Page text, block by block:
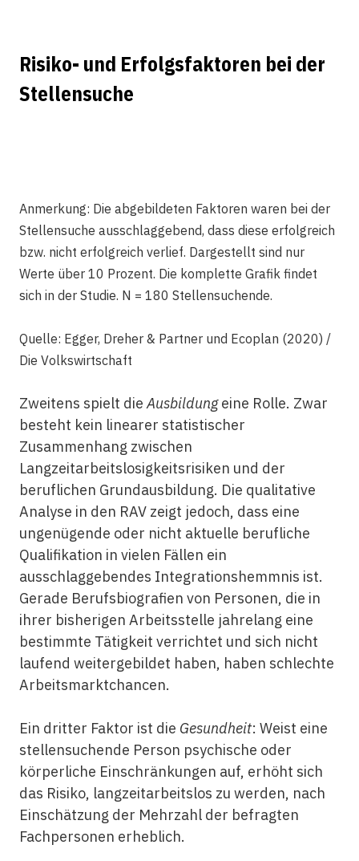
Risiko- und Erfolgsfaktoren bei der
Stellensuche
Anmerkung: Die abgebildeten Faktoren waren bei der
Stellensuche ausschlaggebend, dass diese erfolgreich
bzw. nicht erfolgreich verlief. Dargestellt sind nur
Werte über 10 Prozent. Die komplette Grafik findet
sich in der Studie. N = 180 Stellensuchende.
Quelle: Egger, Dreher & Partner und Ecoplan (2020) /
Die Volkswirtschaft
Zweitens spielt dieAusbildungeine Rolle. Zwar
besteht kein linearer statistischer
Zusammenhang zwischen
Langzeitarbeitslosigkeitsrisiken und der
beruflichen Grundausbildung. Die qualitative
Analyse in den RAV zeigt jedoch, dass eine
ungenügende oder nicht aktuelle berufliche
Qualifikation in vielen Fällen ein
ausschlaggebendes Integrationshemmnis ist.
Gerade Berufsbiografien von Personen, die in
ihrer bisherigen Arbeitsstelle jahrelang eine
bestimmte Tätigkeit verrichtet und sich nicht
laufend weitergebildet haben, haben schlechte
Arbeitsmarktchancen.
Ein dritter Faktor ist die Gesundheit: Weist eine
stellensuchende Person psychische oder
körperliche Einschränkungen auf, erhöht sich
das Risiko, langzeitarbeitslos zu werden, nach
Einschätzung der Mehrzahl der befragten
Fachpersonen erheblich.